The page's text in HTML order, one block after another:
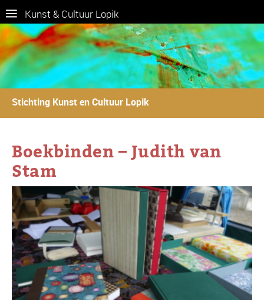
Kunst & Cultuur Lopik
Stichting Kunst en Cultuur Lopik
Boekbinden – Judith van
Stam